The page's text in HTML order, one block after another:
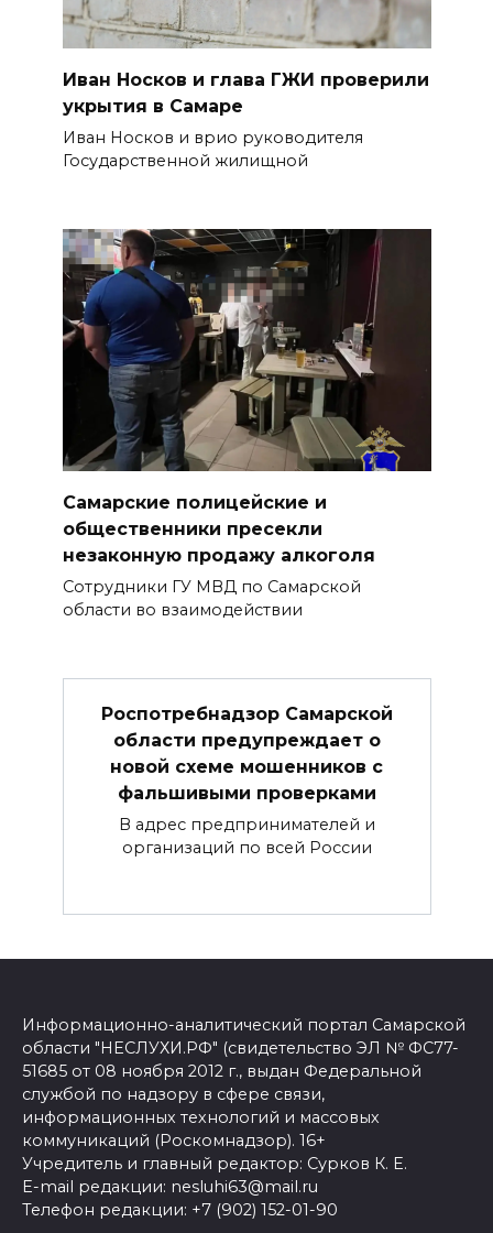
Иван Носков и глава ГЖИ проверили
укрытия в Самаре
Иван Носков и врио руководителя
Государственной жилищной
Самарские полицейские и
общественники пресекли
незаконную продажу алкоголя
Сотрудники ГУ МВД по Самарской
области во взаимодействии
Роспотребнадзор Самарской
области предупреждает о
новой схеме мошенников с
фальшивыми проверками
В адрес предпринимателей и
организаций по всей России
Информационно-аналитический портал Самарской
области "НЕСЛУХИ.РФ" (свидетельство ЭЛ № ФС77-
51685 от 08 ноября 2012 г., выдан Федеральной
службой по надзору в сфере связи,
информационных технологий и массовых
коммуникаций (Роскомнадзор). 16+
Учредитель и главный редактор: Сурков К. Е.
E-mail редакции: nesluhi63@mail.ru
Телефон редакции: +7 (902) 152-01-90